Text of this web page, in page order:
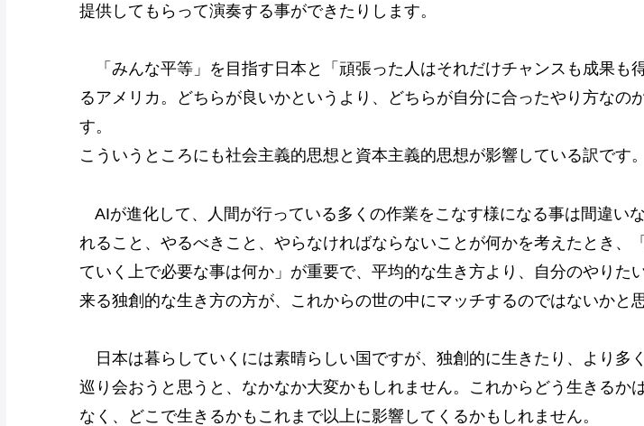
提供してもらって演奏する事ができたりします。
「みんな平等」を目指す日本と「頑張った人はそれだけチャンスも成果も
るアメリカ。どちらが良いかというより、どちらが自分に合ったやり方なの
す。
こういうところにも社会主義的思想と資本主義的思想が影響している訳です。
AIが進化して、人間が行っている多くの作業をこなす様になる事は間違い
れること、やるべきこと、やらなければならないことが何かを考えたとき、
ていく上で必要な事は何か」が重要で、平均的な生き方より、自分のやりた
来る独創的な生き方の方が、これからの世の中にマッチするのではないかと思
日本は暮らしていくには素晴らしい国ですが、独創的に生きたり、より多
巡り会おうと思うと、なかなか大変かもしれません。これからどう生きるか
なく、どこで生きるかもこれまで以上に影響してくるかもしれません。